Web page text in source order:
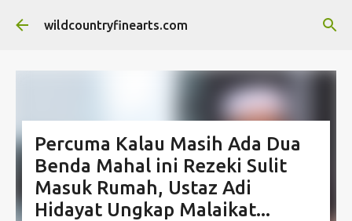
Langsung ke konten utama
wildcountryfinearts.com
Percuma Kalau Masih Ada Dua
Benda Mahal ini Rezeki Sulit
Masuk Rumah, Ustaz Adi
Hidayat Ungkap Malaikat...